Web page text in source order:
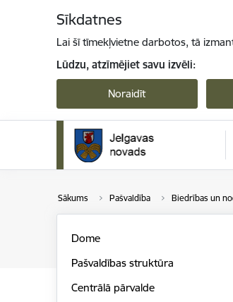
Sīkdatnes
Lai šī tīmekļvietne darbotos, tā
Lūdzu, atzīmējiet savu izvēli:
Noraidīt
Sākums Pašvaldība Biedrības un
Dome
Pašvaldības struktūra
Centrālā pārvalde